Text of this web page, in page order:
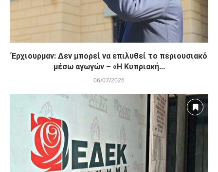
Έρχιουρμαν: Δεν μπορεί να επιλυθεί το περιουσιακό
μέσω αγωγών – «Η Κυπριακή...
06/07/2026